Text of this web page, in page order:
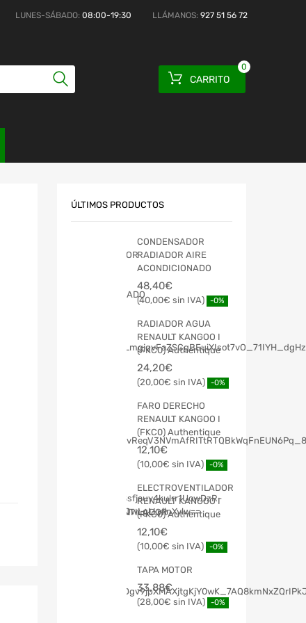
LUNES-SÁBADO: 08:00-19:30 LLÁMANOS: 927 51 56 72
CARRITO
0
ÚLTIMOS PRODUCTOS
CONDENSADOR
RADIADOR AIRE
ACONDICIONADO
48,40€
40,00€ -0%
RADIADOR AGUA
RENAULT KANGOO I
(FKC0) Authentique
24,20€
20,00€ -0%
FARO DERECHO
RENAULT KANGOO I
(FKC0) Authentique
12,10€
10,00€ -0%
ELECTROVENTILADOR
RENAULT KANGOO I
(FKC0) Authentique
12,10€
10,00€ -0%
TAPA MOTOR
33,88€
28,00€ -0%